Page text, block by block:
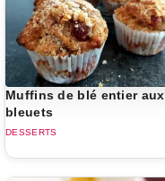
Muffins de blé entier aux
bleuets
DESSERTS